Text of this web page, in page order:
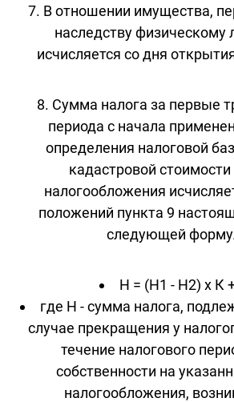
7. В отношении имущества,
наследству физическому
исчисляется со дня
8. Сумма налога за первые
периода с начала
определения налоговой
кадастровой
налогообложения
положений пункта 9
следующей
Н = (Н1 - Н2) x К
где Н - сумма налога,
случае прекращения у
течение налогового
собственности на
налогообложения,